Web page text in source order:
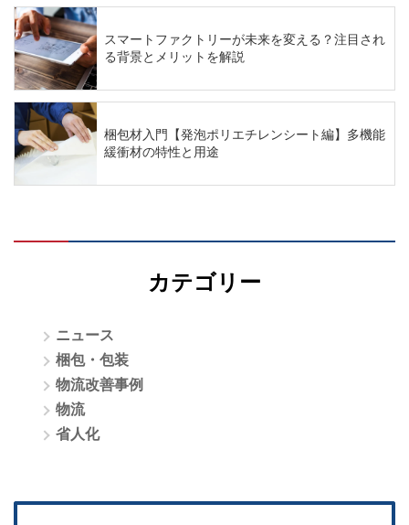
スマートファクトリーが未来を変える？注目され
る背景とメリットを解説
梱包材入門【発泡ポリエチレンシート編】多機能
緩衝材の特性と用途
カテゴリー
ニュース
梱包・包装
物流改善事例
物流
省人化